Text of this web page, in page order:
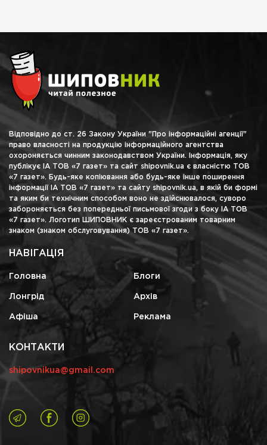
Відповідно до ст. 26 Закону України "Про інформаційні агенції"
право власності на продукцію інформаційного агентства
охороняється чинним законодавством України. Інформація, яку
публікує ІА ТОВ «7 газет» та сайт shipovnik.ua є власністю ТОВ
«7 газет». Будь-яке копіювання або будь-яке інше поширення
інформації ІА ТОВ «7 газет» та сайту shipovnik.ua, в якій би формі
та яким би технічним способом воно не здійснювалося, суворо
забороняється без попередньої письмової згоди з боку ІА ТОВ
«7 газет». Логотип ШИПОВНИК є зареєстрованим товарним
знаком (знаком обслуговування) ТОВ «7 газет».
НАВІГАЦІЯ
Головна Блоги
Лонгрід Архів
Афіша Реклама
КОНТАКТИ
shipovnikua@gmail.com